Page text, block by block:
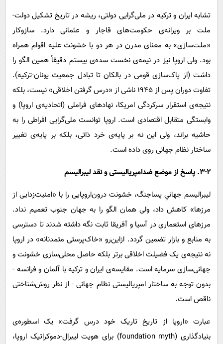
تشابه ایران و ترکیه در ملی‌گرایی دولتی، ریشه در تاریخ تشکیل دولت-
ملت بر ویرانه‌ی حکومت‌های قاجار و عثمانی دارد. سازوکار
«ملت‌سازی» به معنای مدرن در هر دو با خشونت علیه اقوام همراه
بود. ولی اروپا نیز در نیمه‌ی نخست سده‌ی بیستم دقیقاً همین الگو را
داشت (از پاک‌سازی قومی در بالکان تا تبادل جمعیت یونان-ترکیه).
تفاوت دوران پس از ۱۹۴۵ ناشی از «درس گرفتن اخلاقی» نیست، بلکه
نتیجه‌ی استقرار سرکردگی امریکا، نهادهای فراملی (اتحادیه‌ی اروپا) و
وابستگی متقابل اقتصادی است. اروپا توانست ملی‌گرایی افراطی را به
حاشیه براند، ولی این نه بر پایه‌ی خرد ذاتی، بلکه بر پایه‌ی تغییر
ساختار نظام جهانی روی داده است.
3-۲. پاسخ از موضع ضدامپریالیستی و نقد لیبرالیسم
لیبرالیسم جهانیِ پساجنگ، خشونت درون‌اروپایی را با «امنیت‌زدایی از
مرزها» کاهش داد، ولی همان الگو را به جهان جنوب تعمیم نداد.
مرزهای استعماری در آسیا و آفریقا ثابت نگه داشته شدند تا دسترسی
به منابع و بازار تضمین گردد. ازاین‌رو «خاک‌پرستی متمدنانه» در اروپا
نه نتیجه‌ی یک فضیلت اخلاقی برتر بلکه حاصل محلی‌سازی خشونت و
جهانی‌سازی سرمایه است. مقایسه‌ی ایران و ترکیه با آلمان و فرانسه -
بدون توجه به ساختار امپریالیستی نظام جهانی - از نظر روش‌شناختی
ناقص است.
عبارت «اروپا از تاریخ تاریک خود درس گرفت» یک اسطوره‌ی
بنیادگذاری (foundation myth) برای هویت لیبرال-دموکراتیک اروپا،